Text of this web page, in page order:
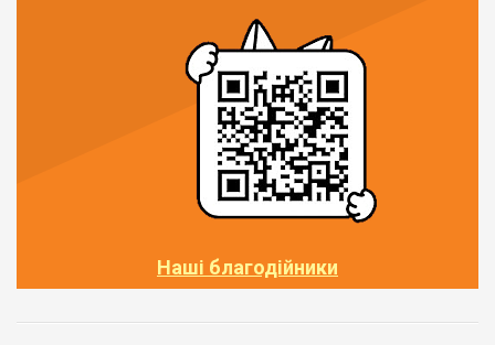
Наші благодійники